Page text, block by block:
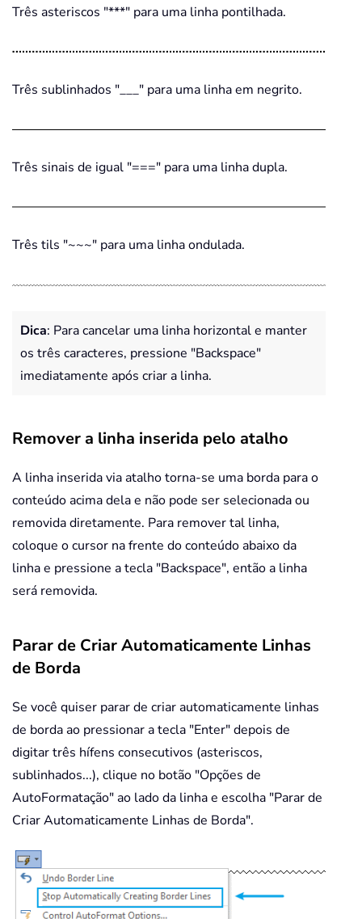
Três asteriscos "***" para uma linha pontilhada.
Três sublinhados "___" para uma linha em negrito.
Três sinais de igual "===" para uma linha dupla.
Três tils "~~~" para uma linha ondulada.
Dica: Para cancelar uma linha horizontal e manter
os três caracteres, pressione "Backspace"
imediatamente após criar a linha.
Remover a linha inserida pelo atalho
A linha inserida via atalho torna-se uma borda para o
conteúdo acima dela e não pode ser selecionada ou
removida diretamente. Para remover tal linha,
coloque o cursor na frente do conteúdo abaixo da
linha e pressione a tecla "Backspace", então a linha
será removida.
Parar de Criar Automaticamente Linhas
de Borda
Se você quiser parar de criar automaticamente linhas
de borda ao pressionar a tecla "Enter" depois de
digitar três hífens consecutivos (asteriscos,
sublinhados...), clique no botão "Opções de
AutoFormatação" ao lado da linha e escolha "Parar de
Criar Automaticamente Linhas de Borda".